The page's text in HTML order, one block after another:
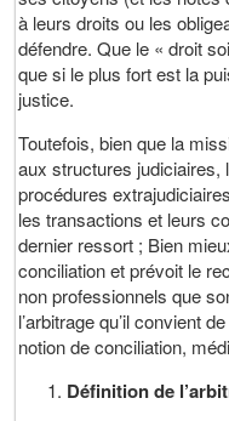
à leurs droits ou les
défendre. Que le « droit
que si le plus fort est la
justice.
Toutefois, bien que la
aux structures judiciaires,
procédures
les transactions et leurs
dernier ressort ; Bien
conciliation et prévoit le
non professionnels que
l’arbitrage qu’il convient
notion de conciliation,
Définition de